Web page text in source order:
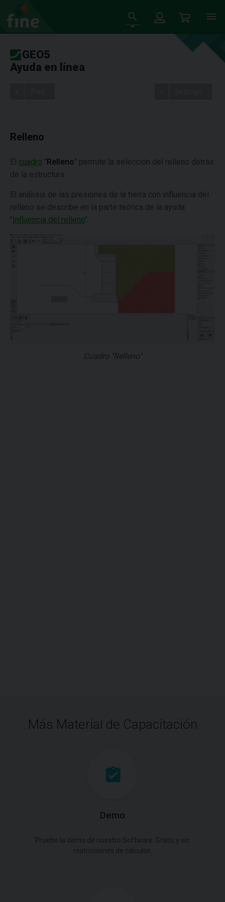
GEO5
Ayuda en línea
Relleno
El cuadro "Relleno" permite la selección del relleno detrás
de la estructura.
El análisis de las presiones de la tierra con influencia del
relleno se describe en la parte teórica de la ayuda
"Influencia del relleno".
Cuadro "Relleno"
Más Material de Capacitación
Demo